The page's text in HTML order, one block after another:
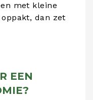
met kleine
dan zet
EEN